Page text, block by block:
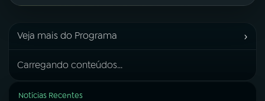
Veja mais do Programa ›
Carregando conteúdos...
Notícias Recentes